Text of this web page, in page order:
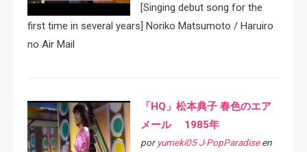
[Singing debut song for the
first time in several years] Noriko Matsumoto / Haruiro
no Air Mail
「HQ」松本典子 春色のエア
メール 1985年
por yumeki05 J-PopParadiseen